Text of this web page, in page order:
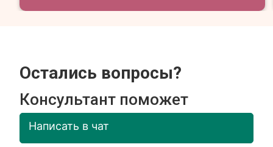
Остались вопросы?
Консультант поможет
Написать в чат